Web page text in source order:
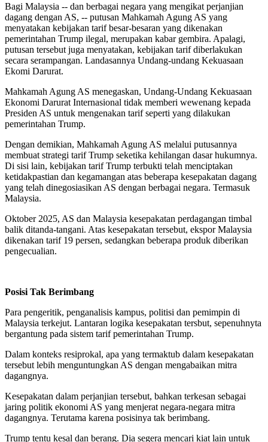
Bagi Malaysia -- dan berbagai negara yang mengikat perjanjian
dagang dengan AS, -- putusan Mahkamah Agung AS yang
menyatakan kebijakan tarif besar-besaran yang dikenakan
pemerintahan Trump ilegal, merupakan kabar gembira. Apalagi,
putusan tersebut juga menyatakan, kebijakan tarif diberlakukan
secara serampangan. Landasannya Undang-undang Kekuasaan
Ekomi Darurat.
Mahkamah Agung AS menegaskan, Undang-Undang Kekuasaan
Ekonomi Darurat Internasional tidak memberi wewenang kepada
Presiden AS untuk mengenakan tarif seperti yang dilakukan
pemerintahan Trump.
Dengan demikian, Mahkamah Agung AS melalui putusannya
membuat strategi tarif Trump seketika kehilangan dasar hukumnya.
Di sisi lain, kebijakan tarif Trump terbukti telah menciptakan
ketidakpastian dan kegamangan atas beberapa kesepakatan dagang
yang telah dinegosiasikan AS dengan berbagai negara. Termasuk
Malaysia.
Oktober 2025, AS dan Malaysia kesepakatan perdagangan timbal
balik ditanda-tangani. Atas kesepakatan tersebut, ekspor Malaysia
dikenakan tarif 19 persen, sedangkan beberapa produk diberikan
pengecualian.
Posisi Tak Berimbang
Para pengeritik, penganalisis kampus, politisi dan pemimpin di
Malaysia terkejut. Lantaran logika kesepakatan tersbut, sepenuhnyta
bergantung pada sistem tarif pemerintahan Trump.
Dalam konteks resiprokal, apa yang termaktub dalam kesepakatan
tersebut lebih menguntungkan AS dengan mengabaikan mitra
dagangnya.
Kesepakatan dalam perjanjian tersebut, bahkan terkesan sebagai
jaring politik ekonomi AS yang menjerat negara-negara mitra
dagangnya. Terutama karena posisinya tak berimbang.
Trump tentu kesal dan berang. Dia segera mencari kiat lain untuk